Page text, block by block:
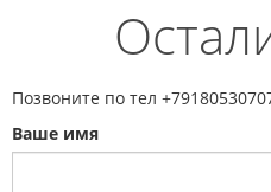
Позвоните по тел
Ваше имя